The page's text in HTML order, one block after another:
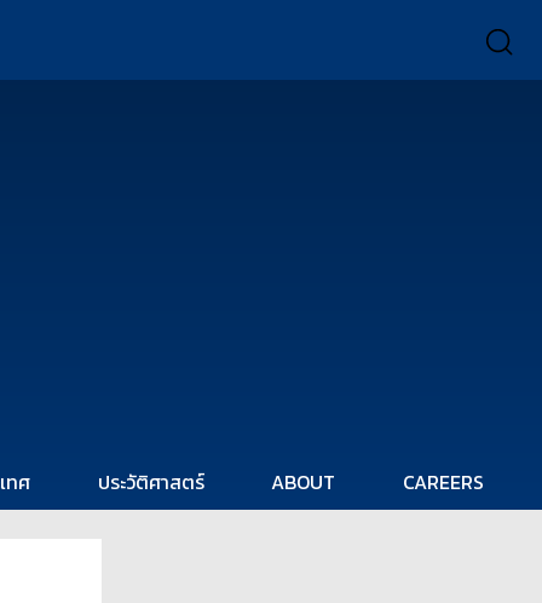
ทศ ประวัติศาสตร์ ABOUT CAREERS